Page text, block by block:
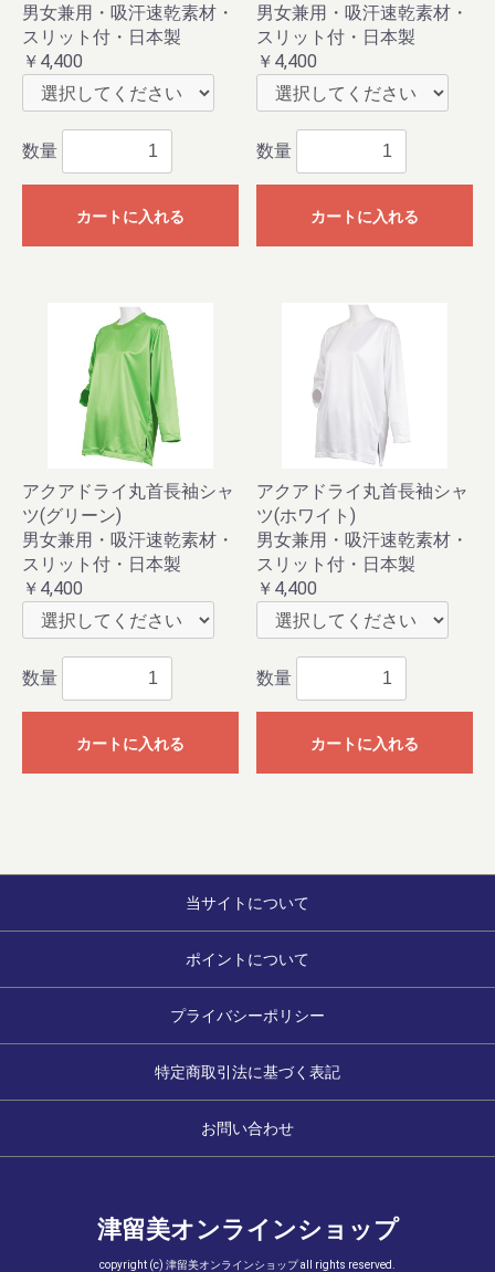
男女兼用・吸汗速乾素材・
スリット付・日本製
￥4,400
数量
カートに入れる
男女兼用・吸汗速乾素材・
スリット付・日本製
￥4,400
数量
カートに入れる
アクアドライ丸首長袖シャ
ツ(グリーン)
男女兼用・吸汗速乾素材・
スリット付・日本製
￥4,400
数量
カートに入れる
アクアドライ丸首長袖シャ
ツ(ホワイト)
男女兼用・吸汗速乾素材・
スリット付・日本製
￥4,400
数量
カートに入れる
当サイトについて
ポイントについて
プライバシーポリシー
特定商取引法に基づく表記
お問い合わせ
津留美オンラインショップ
copyright (c) 津留美オンラインショップ all rights reserved.